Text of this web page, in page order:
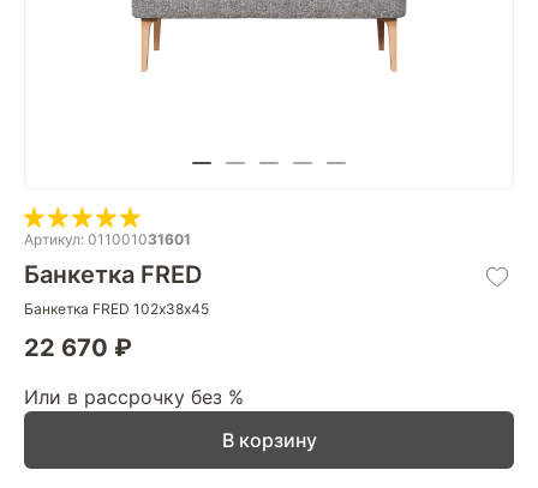
Артикул: 011001031601
Банкетка FRED
Банкетка FRED 102х38х45
22 670 ₽
Или в рассрочку без %
В корзину